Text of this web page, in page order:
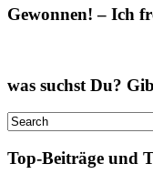
Gewonnen! – Ich
was suchst Du?
Top-Beiträge und